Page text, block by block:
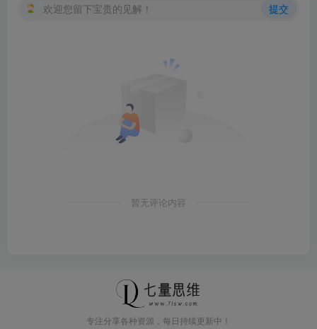
欢迎您留下宝贵的见解！ 提交
暂无评论内容
专注分享各种资源，每日持续更新中！